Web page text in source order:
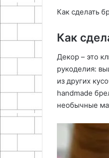
Как сделать
Как
Декор – это
рукоделия:
из других
handmade
необычные